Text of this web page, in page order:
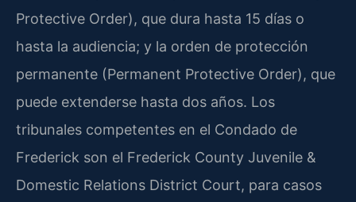
Protective Order), que dura hasta 15 días o
hasta la audiencia; y la orden de protección
permanente (Permanent Protective Order), que
puede extenderse hasta dos años. Los
tribunales competentes en el Condado de
Frederick son el Frederick County Juvenile &
Domestic Relations District Court, para casos